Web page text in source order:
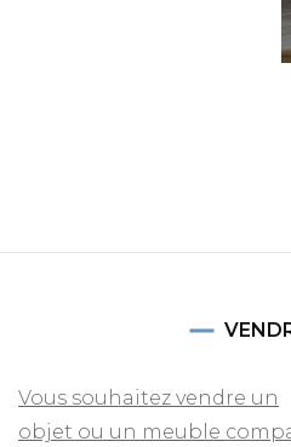
Vous souhaitez vendre un
objet ou un meuble